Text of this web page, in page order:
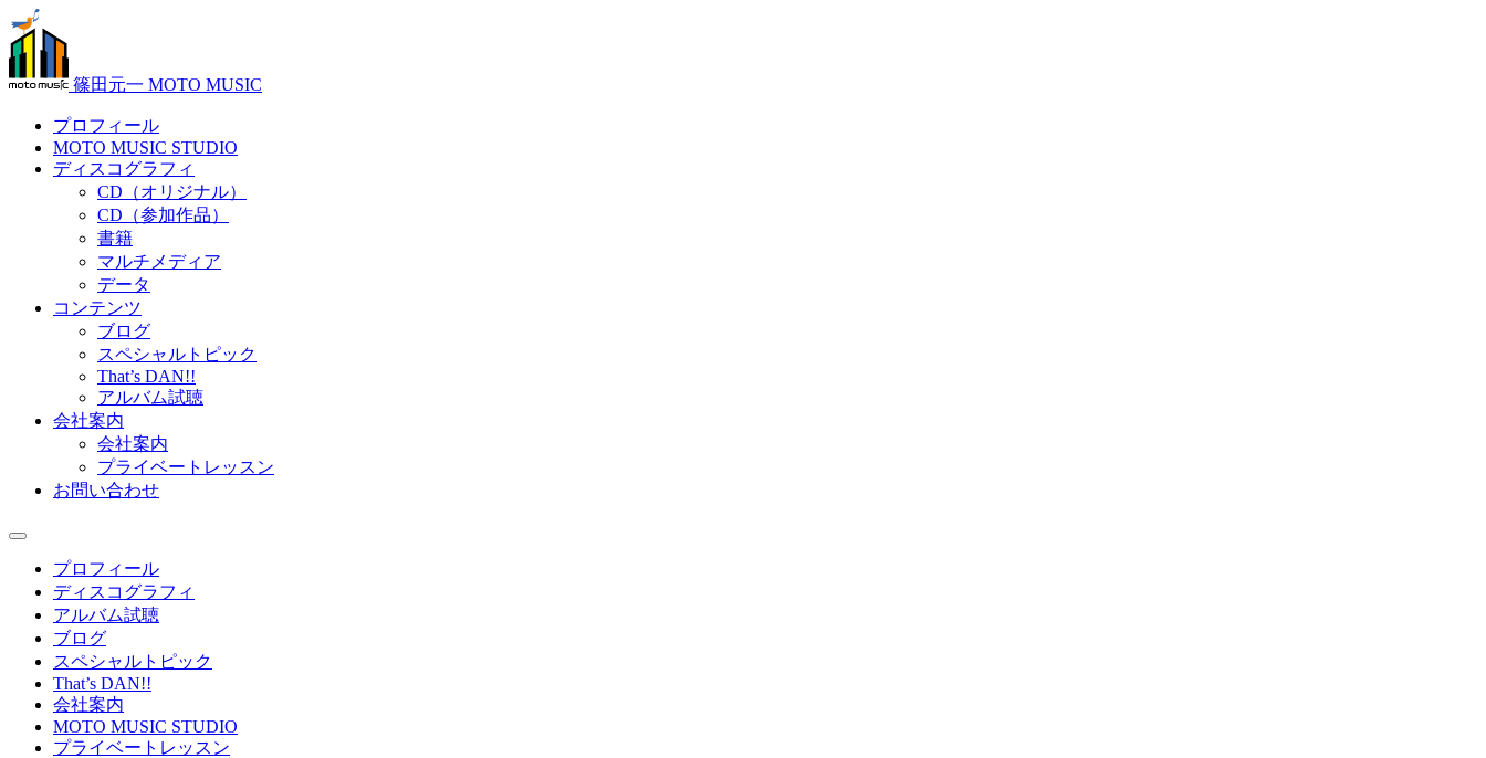
篠田元一 MOTO MUSIC
プロフィール
MOTO MUSIC STUDIO
ディスコグラフィ
CD（オリジナル）
CD（参加作品）
書籍
マルチメディア
データ
コンテンツ
ブログ
スペシャルトピック
That’s DAN!!
アルバム試聴
会社案内
会社案内
プライベートレッスン
お問い合わせ
プロフィール
ディスコグラフィ
アルバム試聴
ブログ
スペシャルトピック
That’s DAN!!
会社案内
MOTO MUSIC STUDIO
プライベートレッスン